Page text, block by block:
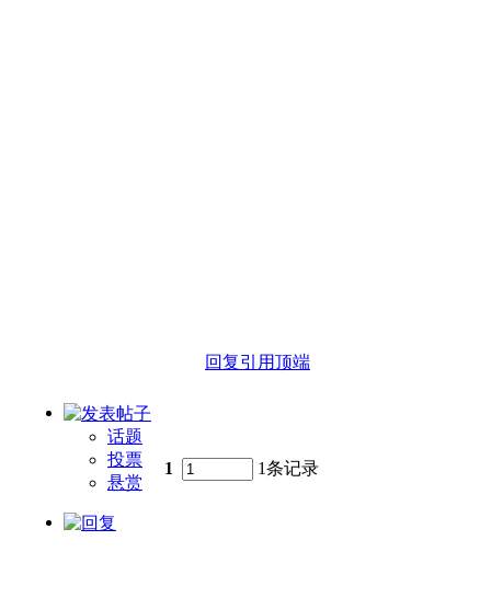
回复引用顶端
话题
投票
悬赏
1 1条记录